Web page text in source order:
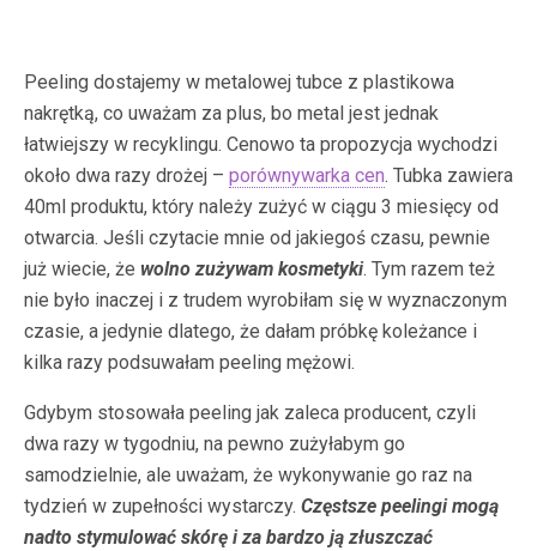
Peeling dostajemy w metalowej tubce z plastikowa
nakrętką, co uważam za plus, bo metal jest jednak
łatwiejszy w recyklingu. Cenowo ta propozycja wychodzi
około dwa razy drożej – porównywarka cen. Tubka zawiera
40ml produktu, który należy zużyć w ciągu 3 miesięcy od
otwarcia. Jeśli czytacie mnie od jakiegoś czasu, pewnie
już wiecie, że wolno zużywam kosmetyki. Tym razem też
nie było inaczej i z trudem wyrobiłam się w wyznaczonym
czasie, a jedynie dlatego, że dałam próbkę koleżance i
kilka razy podsuwałam peeling mężowi.
Gdybym stosowała peeling jak zaleca producent, czyli
dwa razy w tygodniu, na pewno zużyłabym go
samodzielnie, ale uważam, że wykonywanie go raz na
tydzień w zupełności wystarczy. Częstsze peelingi mogą
nadto stymulować skórę i za bardzo ją złuszczać